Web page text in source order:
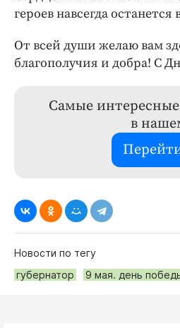
героев навсегда
От всей души желаю вам
благополучия и добра! С
Самые интересные
в
Новости по тегу
губернатор
9 мая. день